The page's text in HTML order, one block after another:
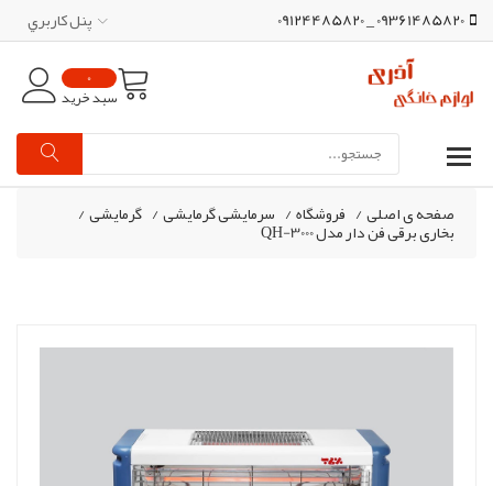
09361485820 _ 09124485820 پنل کاربري
0
سبد خرید
صفحه ی اصلی/ فروشگاه/ سرمایشی گرمایشی/ گرمایشی/
بخاری برقی فن دار مدل QH-3000